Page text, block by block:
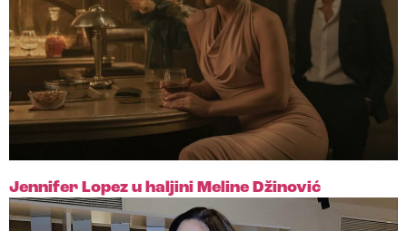
Jennifer Lopez u haljini Meline Džinović